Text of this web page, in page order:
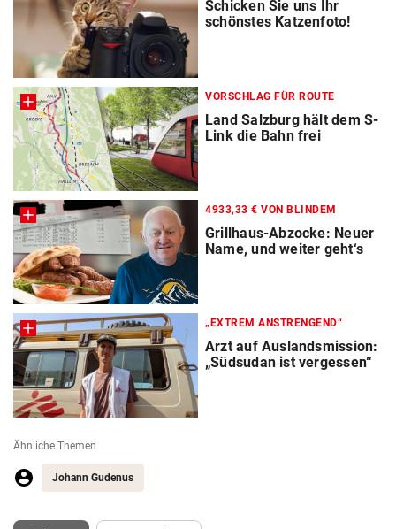
Schicken Sie uns Ihr
schönstes Katzenfoto!
VORSCHLAG FÜR ROUTE
Land Salzburg hält dem S-
Link die Bahn frei
4933,33 € VON BLINDEM
Grillhaus-Abzocke: Neuer
Name, und weiter geht‘s
„EXTREM ANSTRENGEND“
Arzt auf Auslandsmission:
„Südsudan ist vergessen“
Ähnliche Themen
Johann Gudenus